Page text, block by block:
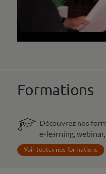
Formations
Découvrez nos
e-learning,
Voir toutes nos formations